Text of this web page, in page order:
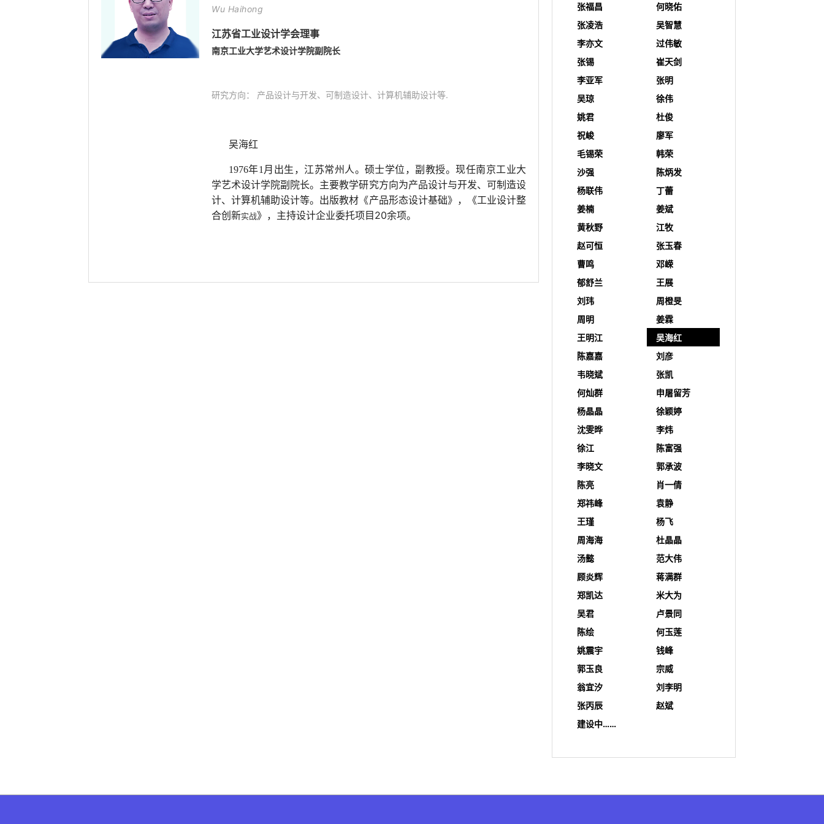
Wu Haihong
江苏省工业设计学会理事
南京工业大学艺术设计学院副院长
研究方向： 产品设计与开发、可制造设计、计算机辅助设计等.
吴海红
1976年1月出生，江苏常州人。硕士学位，副教授。现任南京工业大
学艺术设计学院副院长。主要教学研究方向为产品设计与开发、可制造设
计、计算机辅助设计等。出版教材 《产品形态设计基础》，《工业设计整
合创新实战》，主持设计企业委托项目 20余项。
张福昌
何晓佑
张凌浩
吴智慧
李亦文
过伟敏
张锡
崔天剑
李亚军
张明
吴琼
徐伟
姚君
杜俊
祝峻
廖军
毛锡荣
韩荣
沙强
陈炳发
杨联伟
丁蕾
姜楠
姜斌
黄秋野
江牧
赵可恒
张玉春
曹鸣
邓嵘
郁舒兰
王展
刘玮
周橙旻
周明
姜霖
王明江
吴海红
陈嘉嘉
刘彦
韦晓斌
张凯
何灿群
申屠留芳
杨晶晶
徐颖婷
沈雯晔
李炜
徐江
陈富强
李晓文
郭承波
陈亮
肖一倩
郑祎峰
袁静
王瑾
杨飞
周海海
杜晶晶
汤懿
范大伟
顾炎辉
蒋满群
郑凯达
米大为
吴君
卢景同
陈绘
何玉莲
姚震宇
钱峰
郭玉良
宗威
翁宜汐
刘李明
张丙辰
赵斌
建设中……